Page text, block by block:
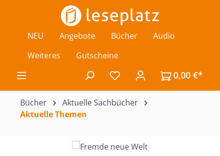
Zum Hauptinhalt springen
NEU Angebote Bücher
Audio
Weiteres
Gutscheine
Du hast 0 Produkte auf
0,00 €*
Bücher
Aktuelle Sachbücher
Aktuelle Themen
Bildergalerie überspringen